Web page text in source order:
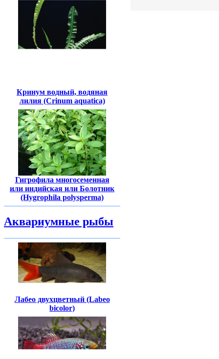
Кринум водный, водяная
лилия (Crinum aquatica)
Гигрофила многосеменная
или индийская или Болотник
(Hygrophila polysperma)
Аквариумные рыбы
Лабео двухцветный (Labeo
bicolor)